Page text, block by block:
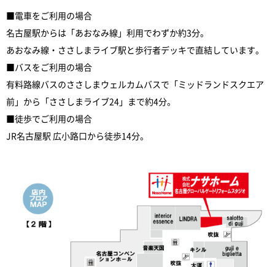
■電車をご利用の場合
名古屋駅からは「あおなみ線」利用でわずか約3分。
あおなみ線・ささしまライブ駅と歩行者デッキで直結しています。
■バスをご利用の場合
有料路線バスのささしまウェルカムバスで「ミッドランドスクエア
前」から「ささしまライブ24」まで約4分。
■徒歩でご利用の場合
JR名古屋駅 広小路口から徒歩14分。